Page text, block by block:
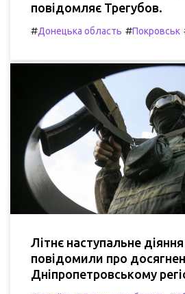
повідомляє Трегубов.
#Донецька область #Покровськ
Літнє наступальне діяння
повідомили про
Дніпропетровському